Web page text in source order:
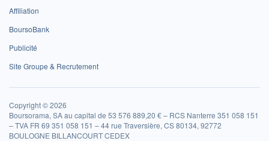
Affiliation
BoursoBank
Publicité
Site Groupe & Recrutement
Copyright © 2026
Boursorama, SA au capital de 53 576 889,20 € – RCS Nanterre 351 058 151
– TVA FR 69 351 058 151 – 44 rue Traversière, CS 80134, 92772
BOULOGNE BILLANCOURT CEDEX